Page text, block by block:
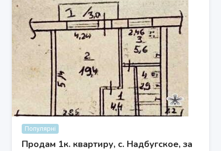
Популярні
Продам 1к. квартиру, с. Надбугское, за